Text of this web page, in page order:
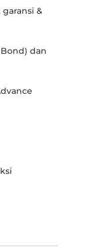
garansi &
dan